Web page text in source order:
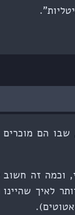
שבו הם מוכרים
וכמה זה חשוב
לאיך